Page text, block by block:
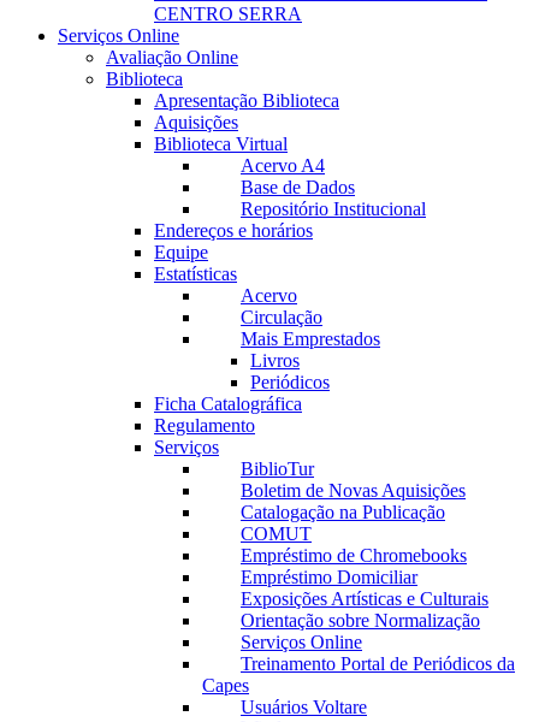
CENTRO SERRA
Serviços Online
Avaliação Online
Biblioteca
Apresentação Biblioteca
Aquisições
Biblioteca Virtual
Acervo A4
Base de Dados
Repositório Institucional
Endereços e horários
Equipe
Estatísticas
Acervo
Circulação
Mais Emprestados
Livros
Periódicos
Ficha Catalográfica
Regulamento
Serviços
BiblioTur
Boletim de Novas Aquisições
Catalogação na Publicação
COMUT
Empréstimo de Chromebooks
Empréstimo Domiciliar
Exposições Artísticas e Culturais
Orientação sobre Normalização
Serviços Online
Treinamento Portal de Periódicos da
Capes
Usuários Voltare